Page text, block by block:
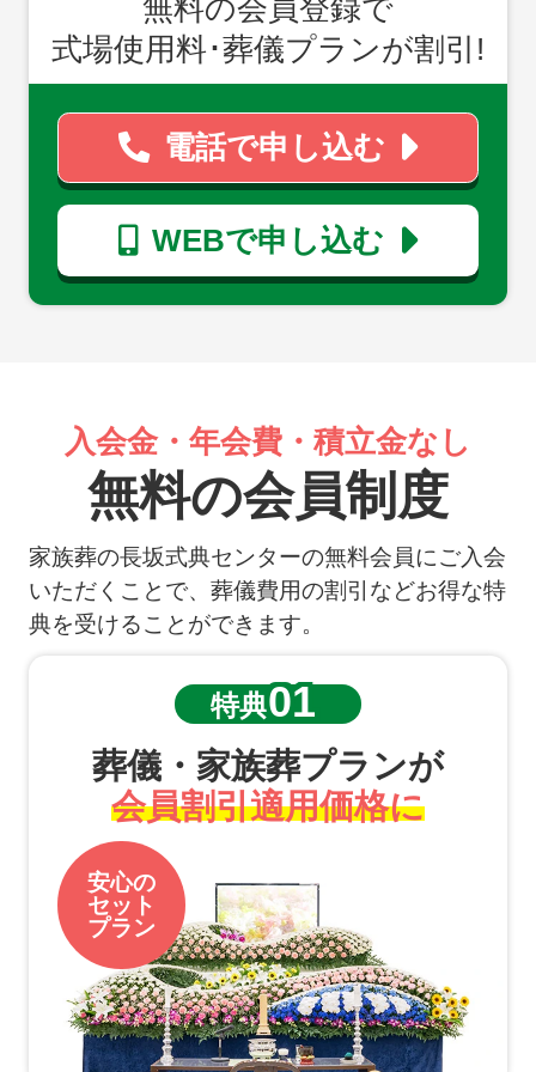
無料の会員登録で
式場使用料･葬儀プランが割引!
電話で申し込む
WEBで申し込む
入会金・年会費・積立金なし
無料の会員制度
家族葬の長坂式典センターの無料会員にご入会
いただくことで、葬儀費用の割引などお得な特
典を受けることができます。
特典01
葬儀・家族葬プランが
会員割引適用価格に
安心の
セット
プラン